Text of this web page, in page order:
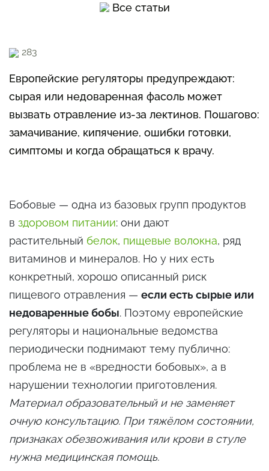
Все статьи
283
Европейские регуляторы предупреждают:
сырая или недоваренная фасоль может
вызвать отравление из-за лектинов. Пошагово:
замачивание, кипячение, ошибки готовки,
симптомы и когда обращаться к врачу.
Бобовые — одна из базовых групп продуктов
в здоровом питании: они дают
растительный белок, пищевые волокна, ряд
витаминов и минералов. Но у них есть
конкретный, хорошо описанный риск
пищевого отравления — если есть сырые или
недоваренные бобы. Поэтому европейские
регуляторы и национальные ведомства
периодически поднимают тему публично:
проблема не в «вредности бобовых», а в
нарушении технологии приготовления.
Материал образовательный и не заменяет
очную консультацию. При тяжёлом состоянии,
признаках обезвоживания или крови в стуле
нужна медицинская помощь.